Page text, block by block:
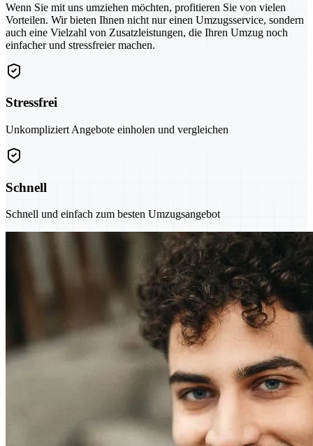
Wenn Sie mit uns umziehen möchten, profitieren Sie von vielen
Vorteilen. Wir bieten Ihnen nicht nur einen Umzugsservice, sondern
auch eine Vielzahl von Zusatzleistungen, die Ihren Umzug noch
einfacher und stressfreier machen.
Stressfrei
Unkompliziert Angebote einholen und vergleichen
Schnell
Schnell und einfach zum besten Umzugsangebot